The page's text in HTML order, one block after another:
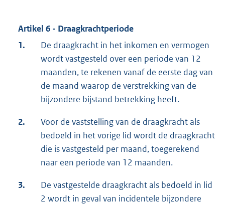
Artikel 6 - Draagkrachtperiode
1.
De draagkracht in het inkomen en vermogen
wordt vastgesteld over een periode van 12
maanden, te rekenen vanaf de eerste dag van
de maand waarop de verstrekking van de
bijzondere bijstand betrekking heeft.
2.
Voor de vaststelling van de draagkracht als
bedoeld in het vorige lid wordt de draagkracht
die is vastgesteld per maand, toegerekend
naar een periode van 12 maanden.
3.
De vastgestelde draagkracht als bedoeld in lid
2 wordt in geval van incidentele bijzondere